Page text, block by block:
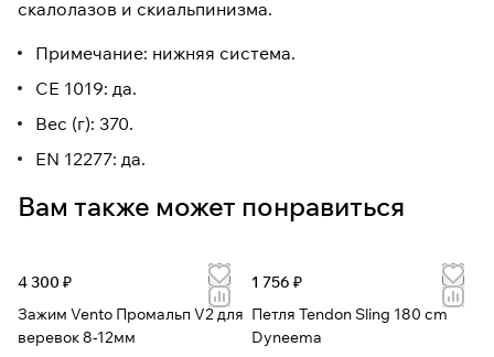
скалолазов и скиальпинизма.
Примечание: нижняя система.
CE 1019: да.
Вес (г): 370.
EN 12277: да.
Вам также может понравиться
4 300 ₽
Зажим Vento Промальп V2 для
веревок 8-12мм
1 756 ₽
Петля Tendon Sling 180 cm
Dyneema